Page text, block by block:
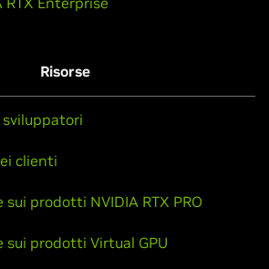
Risorse
clienti
prodotti NVIDIA RTX PRO
sui prodotti Virtual GPU